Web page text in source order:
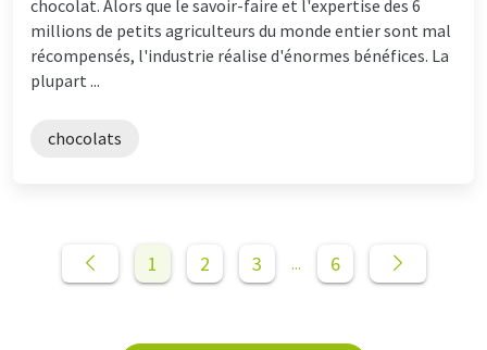
chocolat. Alors que le savoir-faire et l'expertise des 6
millions de petits agriculteurs du monde entier sont mal
récompensés, l'industrie réalise d'énormes bénéfices. La
plupart ...
chocolats
1 2 3 ... 6